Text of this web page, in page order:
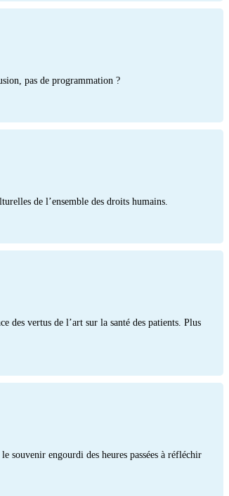
pas de programmation ?
de l’ensemble des droits humains.
des vertus de l’art sur la santé des patients. Plus
souvenir engourdi des heures passées à réfléchir